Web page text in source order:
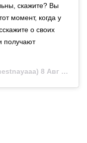
скажите? Вы
момент, когда у
о своих
получают
8 Авг 2019 в 12:53 PDT